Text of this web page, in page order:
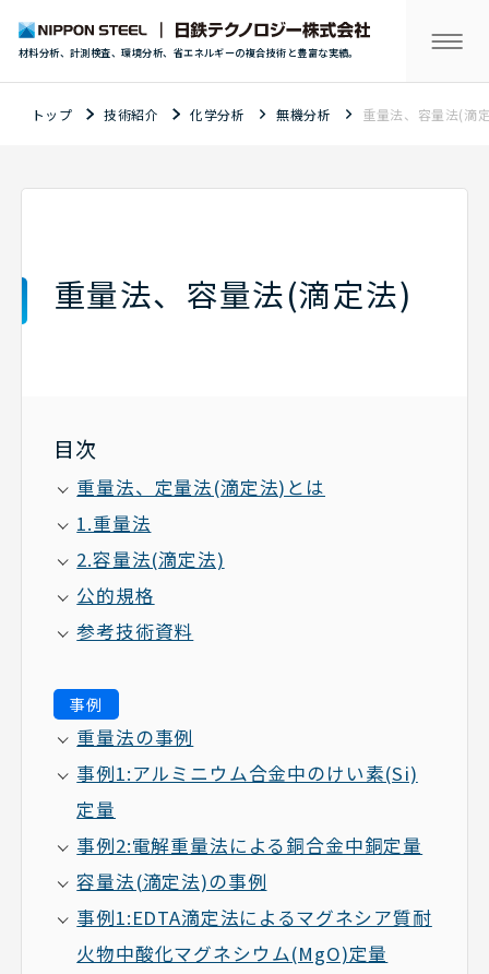
材料分析、計測検査、環境分析、省エネルギーの複合技術と豊富な実績。
トップ 技術紹介 化学分析 無機分析 重量法、容量法(滴
重量法、容量法(滴定法)
目次
重量法、定量法(滴定法)とは
1.重量法
2.容量法(滴定法)
公的規格
参考技術資料
事例
重量法の事例
事例1:アルミニウム合金中のけい素(Si)
定量
事例2:電解重量法による銅合金中銅定量
容量法(滴定法)の事例
事例1:EDTA滴定法によるマグネシア質耐
火物中酸化マグネシウム(MgO)定量